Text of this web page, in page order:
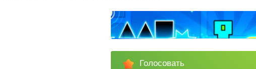
Голосовать